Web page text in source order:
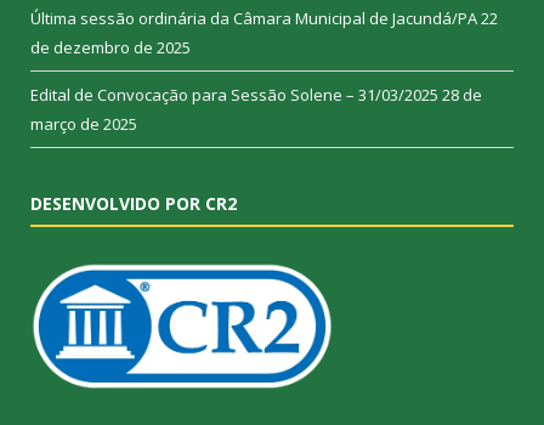
Última sessão ordinária da Câmara Municipal de Jacundá/PA22
de dezembro de 2025
Edital de Convocação para Sessão Solene – 31/03/2025 28 de
março de 2025
DESENVOLVIDO POR CR2